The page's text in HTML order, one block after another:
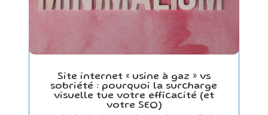
Site internet « usine à gaz » vs
sobriété : pourquoi la surcharge
visuelle tue votre efficacité (et
votre SEO)